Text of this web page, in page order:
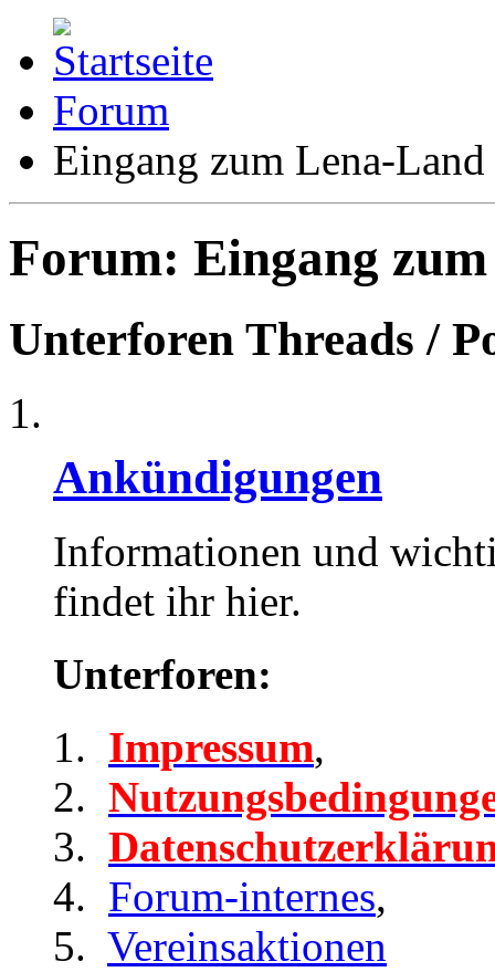
Forum
Eingang zum Lena-Land
Forum: Eingang
Unterforen Threads /
Ankündigungen
Informationen und
findet ihr hier.
Unterforen:
Impressum,
Forum-internes,
Vereinsaktionen